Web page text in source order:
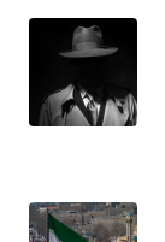
JABAR
WN
BANTEN
NTT